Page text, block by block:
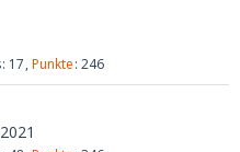
17 Punkte 246